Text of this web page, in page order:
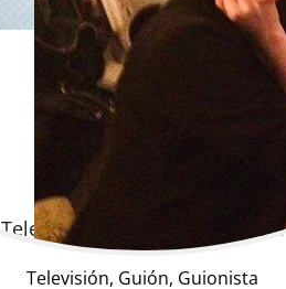
Amanda Torres
Televisión | Guión | Guionista
Televisión, Guión, Guionista